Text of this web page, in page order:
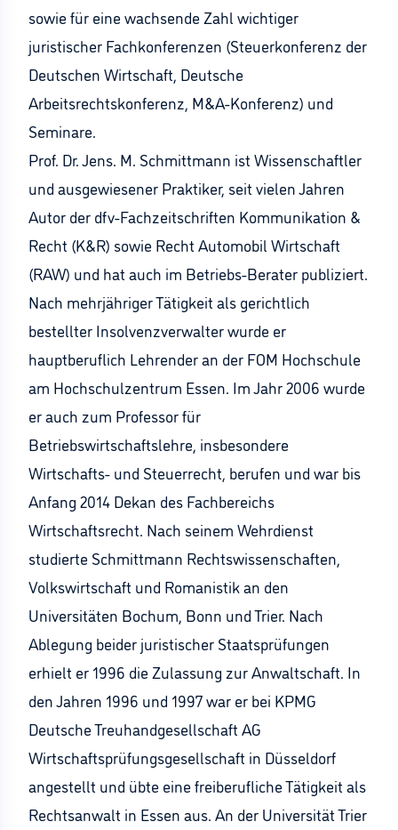
sowie für eine wachsende Zahl wichtiger
juristischer Fachkonferenzen (Steuerkonferenz der
Deutschen Wirtschaft, Deutsche
Arbeitsrechtskonferenz, M&A-Konferenz) und
Seminare.
Prof. Dr. Jens. M. Schmittmann ist Wissenschaftler
und ausgewiesener Praktiker, seit vielen Jahren
Autor der dfv-Fachzeitschriften Kommunikation &
Recht (K&R) sowie Recht Automobil Wirtschaft
(RAW) und hat auch im Betriebs-Berater publiziert.
Nach mehrjähriger Tätigkeit als gerichtlich
bestellter Insolvenzverwalter wurde er
hauptberuflich Lehrender an der FOM Hochschule
am Hochschulzentrum Essen. Im Jahr 2006 wurde
er auch zum Professor für
Betriebswirtschaftslehre, insbesondere
Wirtschafts- und Steuerrecht, berufen und war bis
Anfang 2014 Dekan des Fachbereichs
Wirtschaftsrecht. Nach seinem Wehrdienst
studierte Schmittmann Rechtswissenschaften,
Volkswirtschaft und Romanistik an den
Universitäten Bochum, Bonn und Trier. Nach
Ablegung beider juristischer Staatsprüfungen
erhielt er 1996 die Zulassung zur Anwaltschaft. In
den Jahren 1996 und 1997 war er bei KPMG
Deutsche Treuhandgesellschaft AG
Wirtschaftsprüfungsgesellschaft in Düsseldorf
angestellt und übte eine freiberufliche Tätigkeit als
Rechtsanwalt in Essen aus. An der Universität Trier